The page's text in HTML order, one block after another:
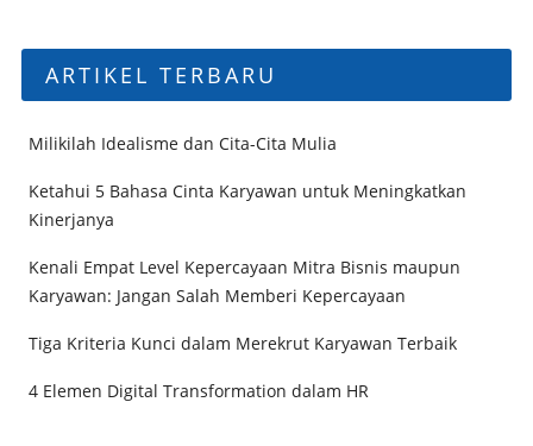
ARTIKEL TERBARU
Milikilah Idealisme dan Cita-Cita Mulia
Ketahui 5 Bahasa Cinta Karyawan untuk Meningkatkan
Kinerjanya
Kenali Empat Level Kepercayaan Mitra Bisnis maupun
Karyawan: Jangan Salah Memberi Kepercayaan
Tiga Kriteria Kunci dalam Merekrut Karyawan Terbaik
4 Elemen Digital Transformation dalam HR